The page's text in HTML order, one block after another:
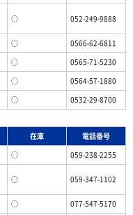
○ 052-249-9888
○
0566-62-6811
○
0565-71-5230
○
0564-57-1880
○ 0532-29-8700
在庫
電話番号
○ 059-238-2255
○ 059-347-1102
○
077-547-5170